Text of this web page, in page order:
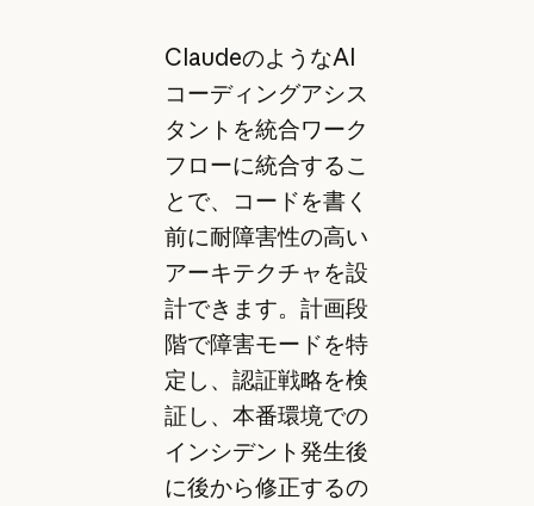
ClaudeのようなAI
コーディングアシス
タントを統合ワーク
フローに統合するこ
とで、コードを書く
前に耐障害性の高い
アーキテクチャを設
計できます。計画段
階で障害モードを特
定し、認証戦略を検
証し、本番環境での
インシデント発生後
に後から修正するの